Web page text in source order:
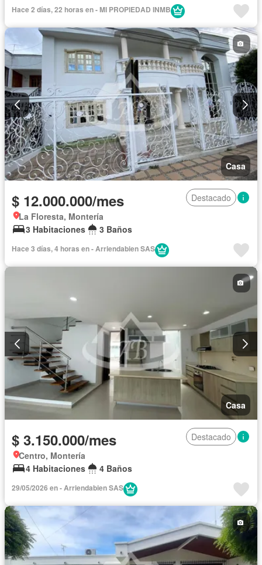
Hace 2 días, 22 horas en - MI PROPIEDAD INMB
Casa
$ 12.000.000/mes
Destacado
La Floresta, Montería
3 Habitaciones
3 Baños
Hace 3 días, 4 horas en - Arriendabien SAS
Casa
$ 3.150.000/mes
Destacado
Centro, Montería
4 Habitaciones
4 Baños
29/05/2026 en - Arriendabien SAS